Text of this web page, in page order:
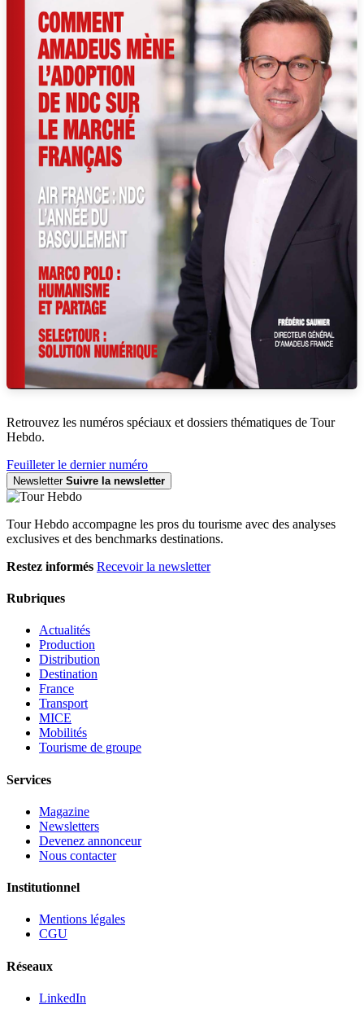
Retrouvez les numéros spéciaux et dossiers thématiques de Tour
Hebdo.
Feuilleter le dernier numéro
Newsletter Suivre la newsletter
Tour Hebdo accompagne les pros du tourisme avec des analyses
exclusives et des benchmarks destinations.
Restez informés Recevoir la newsletter
Rubriques
Actualités
Production
Distribution
Destination
France
Transport
MICE
Mobilités
Tourisme de groupe
Services
Magazine
Newsletters
Devenez annonceur
Nous contacter
Institutionnel
Mentions légales
CGU
Réseaux
LinkedIn